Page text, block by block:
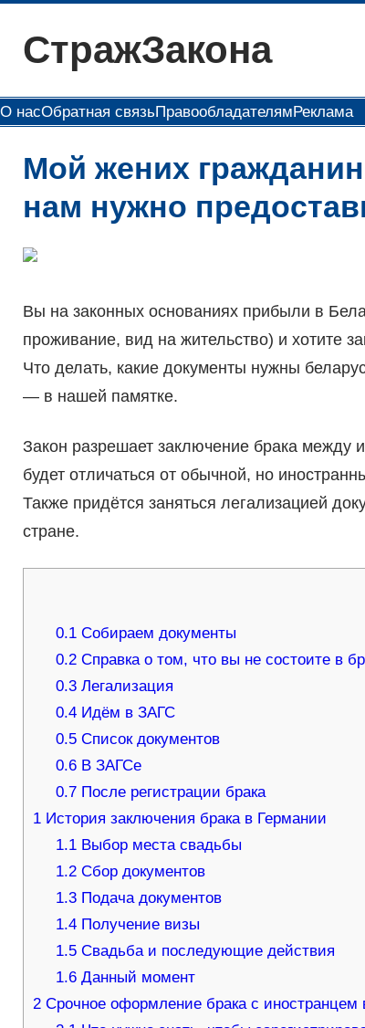
содержимому
СтражЗакона
О насОбратная связьПравообладателямРеклама
Мой жених
нам нужно
Вы на законных основаниях прибыли в
проживание, вид на жительство) и хотите
Что делать, какие документы нужны
— в нашей памятке.
Закон разрешает заключение брака между
будет отличаться от обычной, но
Также придётся заняться легализацией
стране.
0.1 Собираем документы
0.2 Справка о том, что вы не состоите в
0.3 Легализация
0.4 Идём в ЗАГС
0.5 Список документов
0.6 В ЗАГСе
0.7 После регистрации брака
1История заключения брака в Германии
1.1 Выбор места свадьбы
1.2 Сбор документов
1.3 Подача документов
1.4 Получение визы
1.5 Свадьба и последующие действия
1.6 Данный момент
2Срочное оформление брака с иностранцем